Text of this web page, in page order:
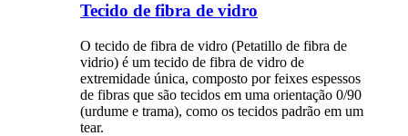
Tecido de fibra de vidro
O tecido de fibra de vidro (Petatillo de fibra de
vidrio) é um tecido de fibra de vidro de
extremidade única, composto por feixes espessos
de fibras que são tecidos em uma orientação 0/90
(urdume e trama), como os tecidos padrão em um
tear.